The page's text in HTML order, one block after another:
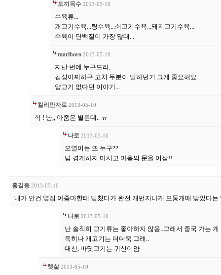
도끼목수 2013-05-10
수육류...
개고기수육...탕수육...쇠고기수육...돼지고기수육...
수육이 단백질이 가장 많대...
marlboro 2013-05-10
지난 번에 누구드라,
김성아찌하구 고처 두분이 말하던거 그게 중요해요
양고기 없다던 이야기...
킬리만자로 2013-05-10
헉 ! 난,, 아줌은 별론데.. ㅠ
나로 2013-05-10
오열이는 또 누구??
넘 경계하지 마시고 마음의 문을 여삼!!
홍길동 2013-05-10
내가 안건 옆집 아줌마한테 덮쳤다가 완전 개먼지나게 모둥개매 맞았다는
나로 2013-05-10
난 솔직히 고기류는 좋아하지 않음..그래서 중국 가는 게
특히나 개고기는 더더욱 그래..
대신, 바닷고기는 귀신이얌
햇살 2013-05-10